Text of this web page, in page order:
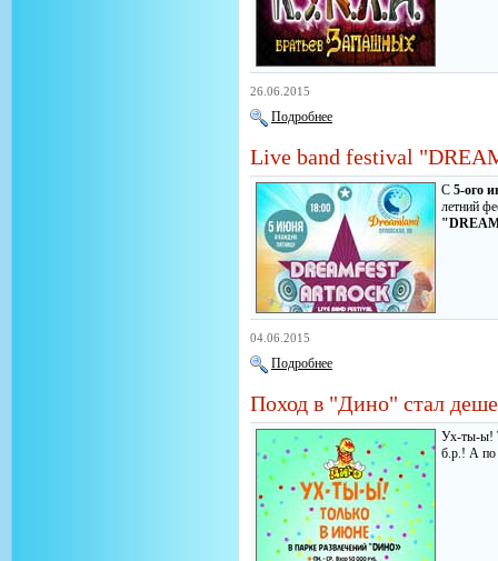
26.06.2015
Подробнее
Live band festival
С 5-ого
летний
04.06.2015
Подробнее
Поход в "Дино" стал
Ух-ты-ы!
б.р.! А по